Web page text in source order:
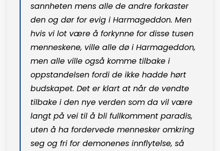
sannheten mens alle de andre forkaster
den og dør for evig i Harmageddon. Men
hvis vi lot være å forkynne for disse tusen
menneskene, ville alle dø i Harmageddon,
men alle ville også komme tilbake i
oppstandelsen fordi de ikke hadde hørt
budskapet. Det er klart at når de vendte
tilbake i den nye verden som da vil være
langt på vei til å bli fullkomment paradis,
uten å ha fordervede mennesker omkring
seg og fri for demonenes innflytelse, så